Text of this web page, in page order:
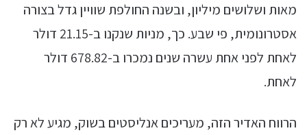
מאות ושלושים מיליון, ובשנה החולפת שוויין גדל בצורה
אסטרונומית, פי שבע. כך, מניות שנקנו ב-21.15 דולר
לאחת לפני אחת עשרה שנים נמכרו ב-678.82 דולר
לאחת.
הרווח האדיר הזה, מעריכים אנליסטים בשוק, מגיע לא רק